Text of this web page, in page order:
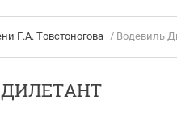
Г.А. Товстоногова / Водевиль